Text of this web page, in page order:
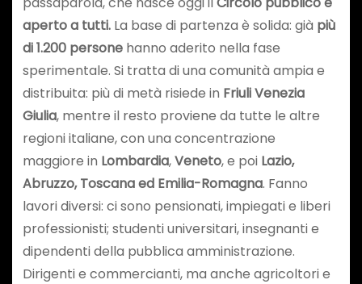
aperto a tutti. La base di partenza è solida: già più
di 1.200 personehanno aderito nella fase
sperimentale. Si tratta di una comunità ampia e
distribuita: più di metà risiede in Friuli Venezia
Giulia, mentre il resto proviene da tutte le altre
regioni italiane, con una concentrazione
maggiore in Lombardia,Veneto, e poi Lazio,
Abruzzo, Toscana ed Emilia-Romagna. Fanno
lavori diversi: ci sono pensionati, impiegati e liberi
professionisti; studenti universitari, insegnanti e
dipendenti della pubblica amministrazione.
Dirigenti e commercianti, ma anche agricoltori e